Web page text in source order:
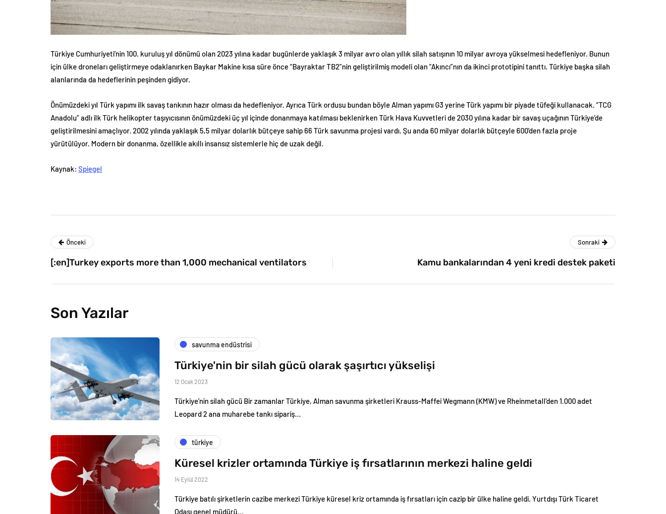
Türkiye Cumhuriyeti’nin 100. kuruluş yıl dönümü olan 2023 yılına kadar bugünlerde yaklaşık 3 milyar avro olan yıllık silah satışının 10 milyar avroya yükselmesi hedefleniyor. Bunun
için ülke droneları geliştirmeye odaklanırken Baykar Makine kısa süre önce “Bayraktar TB2”nin geliştirilmiş modeli olan “Akıncı”nın da ikinci prototipini tanıttı. Türkiye başka silah
alanlarında da hedeflerinin peşinden gidiyor.
Önümüzdeki yıl Türk yapımı ilk savaş tankının hazır olması da hedefleniyor. Ayrıca Türk ordusu bundan böyle Alman yapımı G3 yerine Türk yapımı bir piyade tüfeği kullanacak. “TCG
Anadolu” adlı ilk Türk helikopter taşıyıcısının önümüzdeki üç yıl içinde donanmaya katılması beklenirken Türk Hava Kuvvetleri de 2030 yılına kadar bir savaş uçağının Türkiye’de
geliştirilmesini amaçlıyor. 2002 yılında yaklaşık 5,5 milyar dolarlık bütçeye sahip 66 Türk savunma projesi vardı. Şu anda 60 milyar dolarlık bütçeyle 600’den fazla proje
yürütülüyor. Modern bir donanma, özellikle akıllı insansız sistemlerle hiç de uzak değil.
Kaynak: Spiegel
Önceki
[:en]Turkey exports more than 1,000 mechanical ventilators
Sonraki
Kamu bankalarından 4 yeni kredi destek paketi
Son Yazılar
savunma endüstrisi
Türkiye'nin bir silah gücü olarak şaşırtıcı yükselişi
12 Ocak 2023
Türkiye’nin silah gücü Bir zamanlar Türkiye, Alman savunma şirketleri Krauss-Maffei Wegmann (KMW) ve Rheinmetall’den 1.000 adet
Leopard 2 ana muharebe tankı sipariş…
türkiye
Küresel krizler ortamında Türkiye iş fırsatlarının merkezi haline geldi
14 Eylül 2022
Türkiye batılı şirketlerin cazibe merkezi Türkiye küresel kriz ortamında iş fırsatları için cazip bir ülke haline geldi. Yurtdışı Türk Ticaret
Odası genel müdürü…